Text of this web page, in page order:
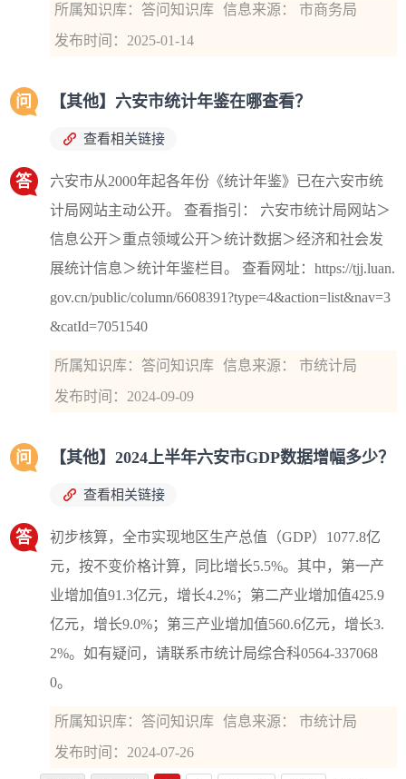
所属知识库：答问知识库 信息来源： 市商务局
发布时间：2025-01-14
问 【其他】六安市统计年鉴在哪查看？
查看相关链接
答
六安市从2000年起各年份《统计年鉴》已在六安市统
计局网站主动公开。 查看指引： 六安市统计局网站＞
信息公开＞重点领域公开＞统计数据＞经济和社会发
展统计信息＞统计年鉴栏目。 查看网址：https://tjj.luan.
gov.cn/public/column/6608391?type=4&action=list&nav=3
&catId=7051540
所属知识库：答问知识库 信息来源： 市统计局
发布时间：2024-09-09
问 【其他】2024上半年六安市GDP数据增幅多少？
查看相关链接
答
初步核算，全市实现地区生产总值（GDP）1077.8亿
元，按不变价格计算，同比增长5.5%。其中，第一产
业增加值91.3亿元，增长4.2%；第二产业增加值425.9
亿元，增长9.0%；第三产业增加值560.6亿元，增长3.
2%。如有疑问，请联系市统计局综合科0564-337068
0。
所属知识库：答问知识库 信息来源： 市统计局
发布时间：2024-07-26